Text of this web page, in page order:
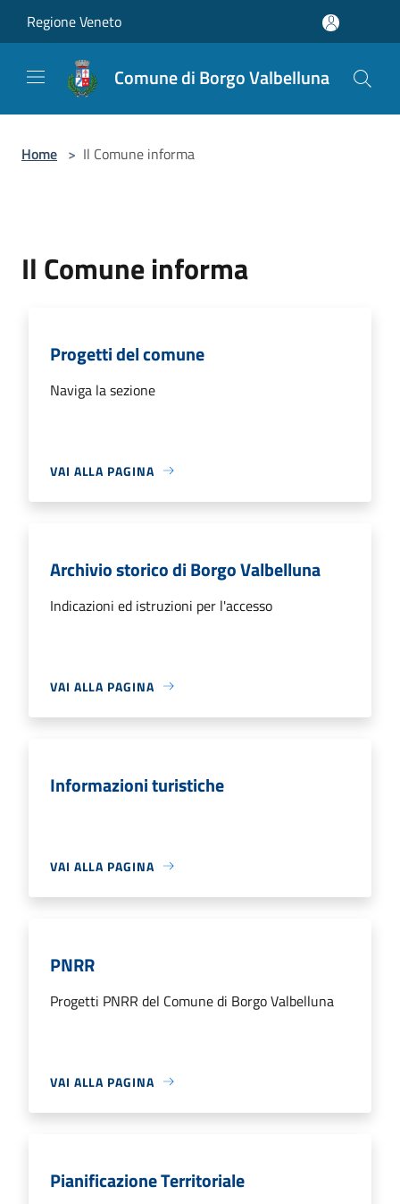
Regione Veneto
Comune di Borgo Valbelluna
Home > Il Comune informa
Il Comune informa
Progetti del comune
Naviga la sezione
VAI ALLA PAGINA
Archivio storico di Borgo Valbelluna
Indicazioni ed istruzioni per l'accesso
VAI ALLA PAGINA
Informazioni turistiche
VAI ALLA PAGINA
PNRR
Progetti PNRR del Comune di Borgo Valbelluna
VAI ALLA PAGINA
Pianificazione Territoriale